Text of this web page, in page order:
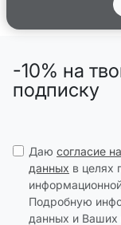
-10% на
подписку
Даю согласие
данных в целях
Подробную
данных и Ваших